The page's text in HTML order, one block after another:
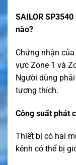
SAILOR
nào?
Chứng nhận
vực Zone 1 và
Người dùng
tương thích.
Công suất phát
Thiết bị có hai
kênh có thể bị